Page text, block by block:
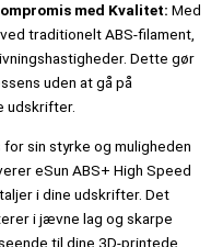
med Kvalitet: Med
traditionelt ABS-filament,
Dette gør
uden at gå på
udskrifter.
sin styrke og muligheden
eSun ABS+ High Speed
i dine udskrifter. Det
i jævne lag og skarpe
til dine 3D-printede